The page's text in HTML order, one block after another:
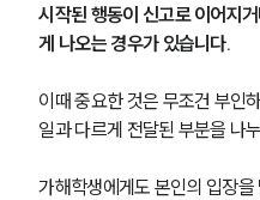
시작된 행동이 신고로 이어지
게 나오는 경우가 있습니다.
이때 중요한 것은 무조건 부인
일과 다르게 전달된 부분을 나
가해학생에게도 본인의 입장